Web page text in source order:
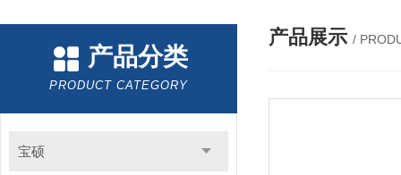
产品分类
PRODUCT CATEGORY
宝硕
产品展示 /